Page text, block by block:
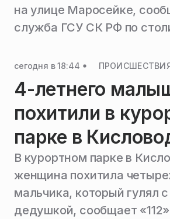
на улице Маросейке,
служба ГСУ СК РФ по
сегодня в 18:44
4-летнего
похитили в
парке в
В курортном парке в
женщина похитила
мальчика, который гулял
дедушкой, сообщает